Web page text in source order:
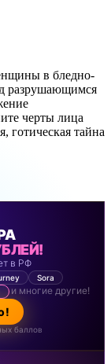
в бледно-
разрушающимся
черты лица
готическая тайна
в РФ
Sora
и многие другие!
баллов